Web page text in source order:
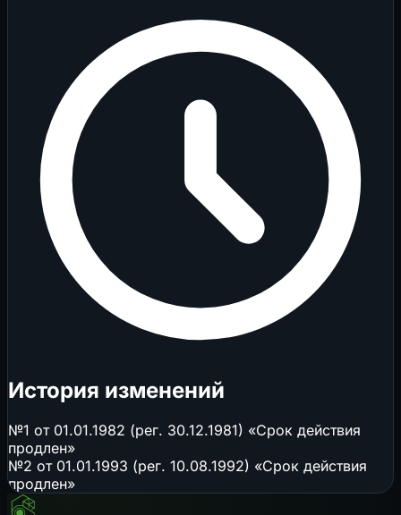
История изменений
№1 от 01.01.1982 (рег. 30.12.1981) «Срок действия
продлен»
№2 от 01.01.1993 (рег. 10.08.1992) «Срок действия
продлен»